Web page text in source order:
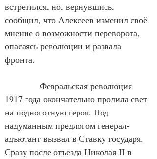
встретился, но, вернувшись,
сообщил, что Алексеев изменил своё
мнение о возможности переворота,
опасаясь революции и развала
фронта.
Февральская революция
1917 года окончательно пролила свет
на подноготную героя. Под
надуманным предлогом генерал-
адъютант вызвал в Ставку государя.
Сразу после отъезда Николая II в